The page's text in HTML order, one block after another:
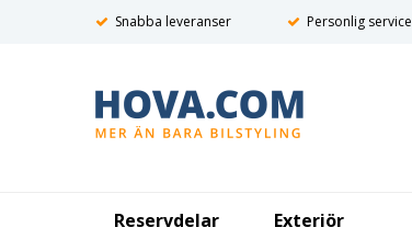
Snabba leveranser Personlig service
Reservdelar Exteriör